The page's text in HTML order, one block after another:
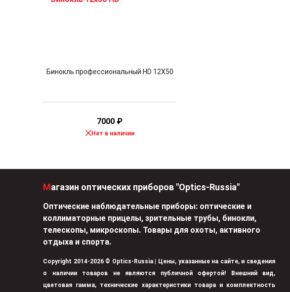
Бинокль профессиональный HD 12X50
7000 ₽
Нет в наличии
Магазин оптических приборов "Optics-Russia"
Оптические наблюдательные приборы: оптические и
коллиматорные прицелы, зрительные трубы, бинокли,
телескопы, микроскопы. Товары для охоты, активного
отдыха и спорта.
Copyright 2014-2026 © Optics-Russia | Цены, указанные на сайте, и сведения
о наличии товаров не являются публичной офертой! Внешний вид,
цветовая гамма, технические характеристики товара и комплектность